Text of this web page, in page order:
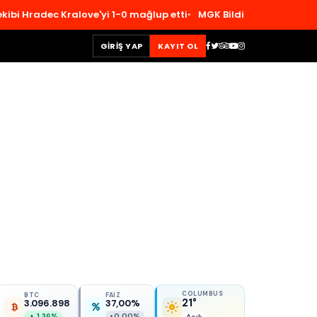
Kralove'yi 1-0 mağlup etti MGK Bildirisinde Tarihî Eşik:
GIRIŞ YAP KAYIT OL
BTC
3.096.898
FAİZ
37,00%
COLUMBUS
21°